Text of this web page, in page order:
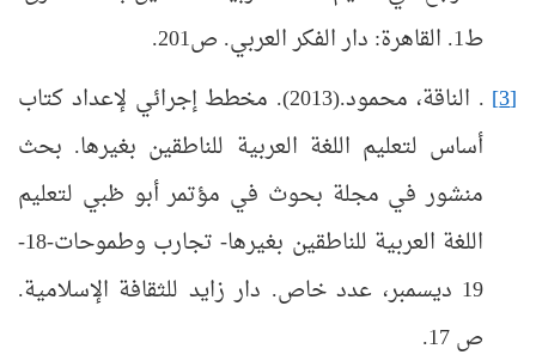
ط1. القاهرة: دار الفكر العربي. ص201.
[3]
. الناقة، محمود.(2013). مخطط إجرائي لإعداد كتاب
أساس لتعليم اللغة العربية للناطقين بغيرها. بحث
منشور في مجلة بحوث في مؤتمر أبو ظبي لتعليم
اللغة العربية للناطقين بغيرها- تجارب وطموحات-18-
19 ديسمبر، عدد خاص. دار زايد للثقافة الإسلامية.
ص 17.